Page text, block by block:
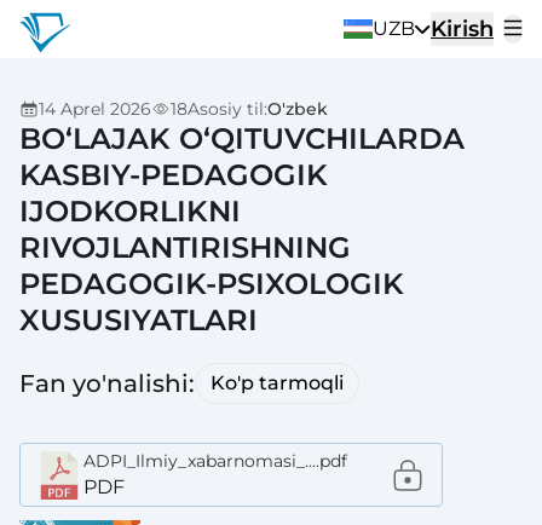
UZB Kirish
14 Aprel 2026 18Asosiy til:O'zbek
BO‘LAJAK O‘QITUVCHILARDA
KASBIY-PEDAGOGIK
IJODKORLIKNI
RIVOJLANTIRISHNING
PEDAGOGIK-PSIXOLOGIK
XUSUSIYATLARI
Fan yo'nalishi: Ko'p tarmoqli
ADPI_Ilmiy_xabarnomasi_....pdf
PDF